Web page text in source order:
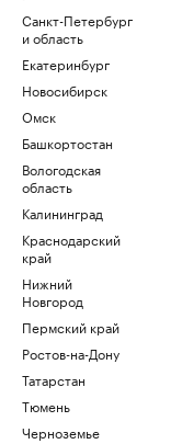
Санкт-Петербург
и область
Екатеринбург
Новосибирск
Омск
Башкортостан
Вологодская
область
Калининград
Краснодарский
край
Нижний
Новгород
Пермский край
Ростов-на-Дону
Татарстан
Тюмень
Черноземье